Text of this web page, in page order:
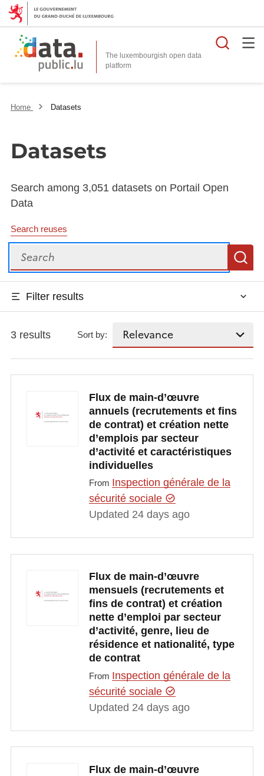
The luxembourgish open data
platform
Home Datasets
Datasets
Search among 3,051 datasets on Portail Open
Data
Search reuses
Search
Filter results
3 results Sort by:
Flux de main-d’œuvre
annuels (recrutements et fins
de contrat) et création nette
d’emplois par secteur
d’activité et caractéristiques
individuelles
From Inspection générale de la
sécurité sociale
Updated 24 days ago
Flux de main-d’œuvre
mensuels (recrutements et
fins de contrat) et création
nette d’emploi par secteur
d’activité, genre, lieu de
résidence et nationalité, type
de contrat
From Inspection générale de la
sécurité sociale
Updated 24 days ago
Flux de main-d’œuvre